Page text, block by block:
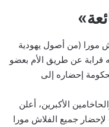
مورا (من أصول يهودية
قرابة عن طريق الأم بعضو
إحضاره إلى
والحاخامين الأكبرين، أعلن
جميع الفلاش مورا